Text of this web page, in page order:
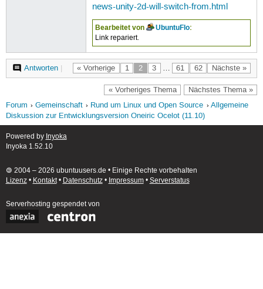
news-unity-2d-will-switch-from.html
Bearbeitet von UbuntuFlo:
Link repariert.
« Vorherige 1 2 3 … 61 62 Nächste »
Antworten|
« Vorheriges Thema Nächstes Thema »
Forum Gemeinschaft Rund um Linux und Open Source
Allgemeine
Diskussion zur Entwicklungsversion Oneiric Ocelot (11.10)
Powered by Inyoka
Inyoka 1.52.10
🄯 2004 – 2026 ubuntuusers.de • Einige Rechte vorbehalten
Lizenz• Kontakt• Datenschutz• Impressum• Serverstatus
Serverhosting gespendet von